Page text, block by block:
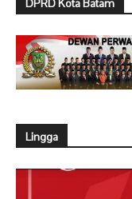
DPRD Kota Batam
Lingga